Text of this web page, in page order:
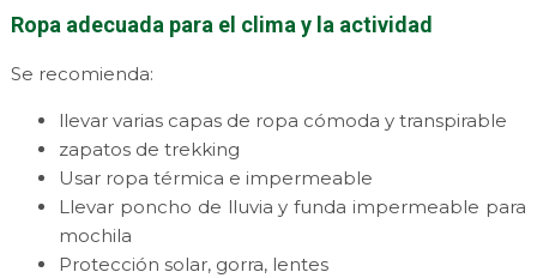
Ropa adecuada para el clima y la actividad
Se recomienda:
llevar varias capas de ropa cómoda y transpirable
zapatos de trekking
Usar ropa térmica e impermeable
Llevar poncho de lluvia y funda impermeable para
mochila
Protección solar, gorra, lentes